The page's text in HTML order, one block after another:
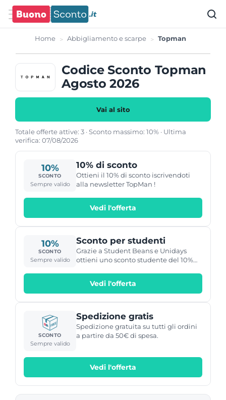
Home Abbigliamento e scarpe Topman
Codice Sconto Topman
Agosto 2026
Vai al sito
Totale offerte attive: 3 · Sconto massimo: 10% · Ultima
verifica: 07/08/2026
10%
SCONTO
Sempre valido
10% di sconto
Ottieni il 10% di sconto iscrivendoti
alla newsletter TopMan !
Vedi l'offerta
10%
SCONTO
Sempre valido
Sconto per studenti
Grazie a Student Beans e Unidays
ottieni uno sconto studente del 10%
Vedi l'offerta
SCONTO
Sempre valido
Spedizione gratis
Spedizione gratuita su tutti gli ordini
a partire da 50€ di spesa.
Vedi l'offerta